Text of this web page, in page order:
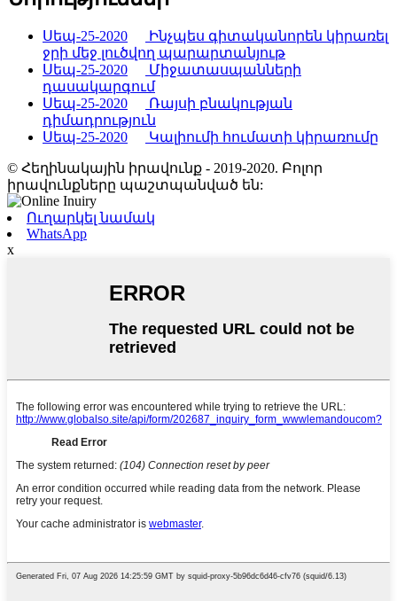
Սեպ-25-2020
Ինչպես գիտականորեն կիրառել
ջրի մեջ լուծվող պարարտանյութ
Սեպ-25-2020
Միջատասպանների
դասակարգում
Սեպ-25-2020
Ռայսի բնակության
դիմադրություն
Սեպ-25-2020
Կալիումի հումատի կիրառումը
© Հեղինակային իրավունք - 2019-2020. Բոլոր
իրավունքները պաշտպանված են:
Ուղարկել նամակ
WhatsApp
x